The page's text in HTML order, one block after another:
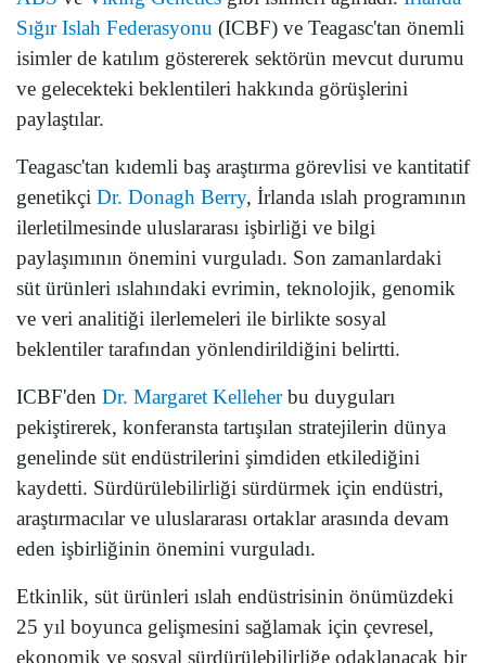
Sığır Islah Federasyonu (ICBF) ve Teagasc'tan önemli
isimler de katılım göstererek sektörün mevcut durumu
ve gelecekteki beklentileri hakkında görüşlerini
paylaştılar.
Teagasc'tan kıdemli baş araştırma görevlisi ve kantitatif
genetikçi Dr. Donagh Berry, İrlanda ıslah programının
ilerletilmesinde uluslararası işbirliği ve bilgi
paylaşımının önemini vurguladı. Son zamanlardaki
süt ürünleri ıslahındaki evrimin, teknolojik, genomik
ve veri analitiği ilerlemeleri ile birlikte sosyal
beklentiler tarafından yönlendirildiğini belirtti.
ICBF'den Dr. Margaret Kelleherbu duyguları
pekiştirerek, konferansta tartışılan stratejilerin dünya
genelinde süt endüstrilerini şimdiden etkilediğini
kaydetti. Sürdürülebilirliği sürdürmek için endüstri,
araştırmacılar ve uluslararası ortaklar arasında devam
eden işbirliğinin önemini vurguladı.
Etkinlik, süt ürünleri ıslah endüstrisinin önümüzdeki
25 yıl boyunca gelişmesini sağlamak için çevresel,
ekonomik ve sosyal sürdürülebilirliğe odaklanacak bir